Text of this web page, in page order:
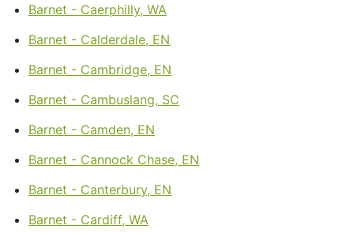
Barnet - Caerphilly, WA
Barnet - Calderdale, EN
Barnet - Cambridge, EN
Barnet - Cambuslang, SC
Barnet - Camden, EN
Barnet - Cannock Chase, EN
Barnet - Canterbury, EN
Barnet - Cardiff, WA